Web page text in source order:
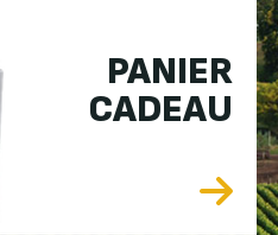
PANIER
CADEAU